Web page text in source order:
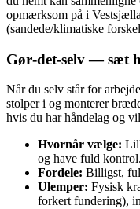
opmærksom på i
(sandede/klimatiske
Gør‑det‑selv — sæt
Når du selv står for
stolper i og monterer
hvis du har håndelag og
Hvornår vælge:
og have fuld kontrol.
Fordele: Billigst,
Ulemper: Fysisk
forkert fundering),